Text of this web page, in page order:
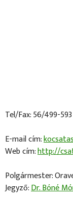
Tel/Fax: 56/499-593
E-mail cím:
Web cím:http://
Polgármester:
Jegyző:Dr. Bóné